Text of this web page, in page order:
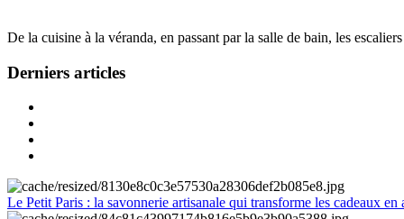
De la cuisine à la véranda, en passant par la salle de bain, les
Derniers articles
Le Petit Paris : la savonnerie artisanale qui transforme les cadeaux en